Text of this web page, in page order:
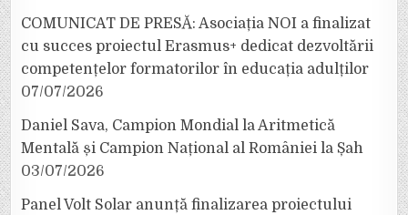
COMUNICAT DE PRESĂ: Asociația NOI a finalizat
cu succes proiectul Erasmus+ dedicat dezvoltării
competențelor formatorilor în educația adulților
07/07/2026
Daniel Sava, Campion Mondial la Aritmetică
Mentală și Campion Național al României la Șah
03/07/2026
Panel Volt Solar anunță finalizarea proiectului